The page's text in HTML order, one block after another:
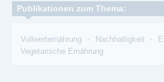
Publikationen zum Thema:
Vollwerternährung - Nachhaltigkeit -
Vegetarische Ernährung